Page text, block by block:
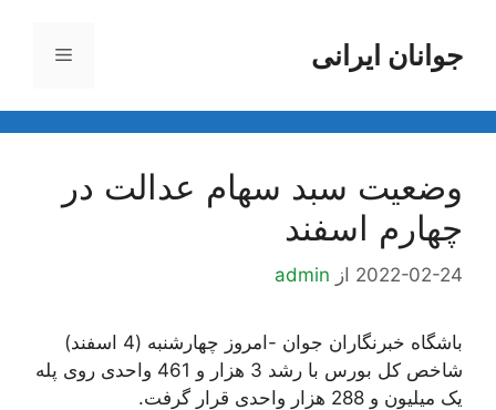
محتواجوانان ایرانی فهرست
وضعیت سبد سهام عدالت در
چهارم اسفند
2022-02-24 از admin
باشگاه خبرنگاران جوان -امروز چهارشنبه (4 اسفند)
شاخص کل بورس با رشد 3 هزار و 461 واحدی روی پله
یک میلیون و 288 هزار واحدی قرار گرفت.